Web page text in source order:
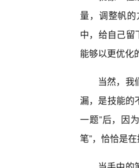
量，调整帆
中，给自己留
能够以更优化
当然，我
漏，是技能的
一题”后，因
笔”，恰恰是